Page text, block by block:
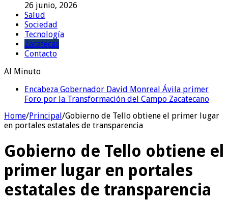
26 junio, 2026
Salud
Sociedad
Tecnología
Zacatecas
Contacto
Al Minuto
Encabeza Gobernador David Monreal Ávila primer
Foro por la Transformación del Campo Zacatecano
Home/Principal/Gobierno de Tello obtiene el primer lugar
en portales estatales de transparencia
Gobierno de Tello obtiene el
primer lugar en portales
estatales de transparencia